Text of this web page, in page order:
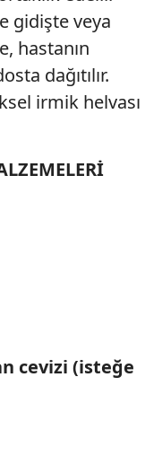
gidişte veya
hastanın
dağıtılır.
irmik helvası
cevizi (isteğe